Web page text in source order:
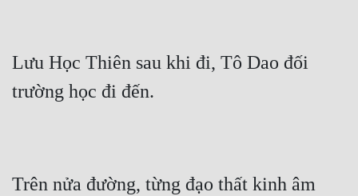
Lưu Học Thiên sau khi đi, Tô Dao đối
trường học đi đến.
Trên nửa đường, từng đạo thất kinh âm